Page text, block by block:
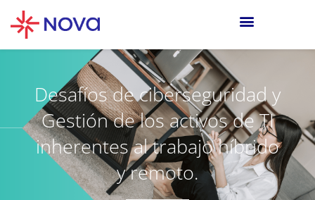
Desafíos de ciberseguridad y
Gestión de los activos de TI
inherentes al trabajo híbrido
y remoto.